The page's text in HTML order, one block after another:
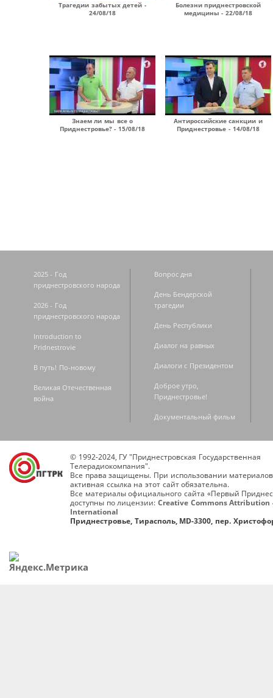
Трагедии забытых детей -
24/08/18
Болезни приднестровской
медицины - 22/08/18
Знаем ли мы все о
Приднестровье? - 15/08/18
Антироссийские санкции и
Приднестровье - 14/08/18
2025 - Год
приднестровского народа
2026 - Год
приднестровского народа
Introduction to
Pridnestrovie
В путь! По-новому
Великая Отечественная
война
Вопрос дня
День Бендерской
трагедии
День Республики
Диалог на равных
Диалоги с Президентом
Доброе утро,
Приднестровье!
Документальный фильм
© 1992-2024, ГУ "Приднестровская Государственная
Телерадиокомпания".
Все права защищены. При использовании
активная ссылка на этот сайт обязательна.
Все материалы официального сайта «Первый
доступны по лицензии: Creative Commons Attribution
International
Приднестровье, Тирасполь, MD-3300, пер.